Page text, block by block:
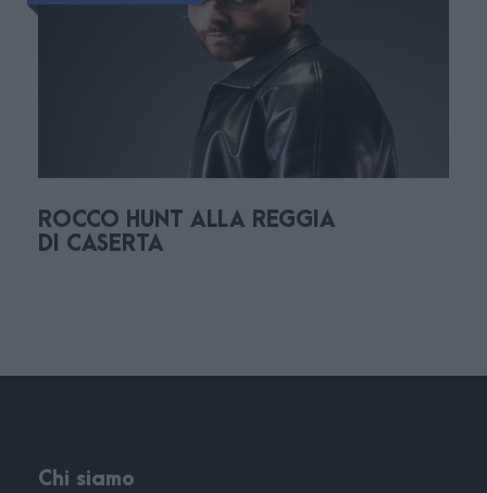
ROCCO HUNT ALLA REGGIA
DI CASERTA
Chi siamo